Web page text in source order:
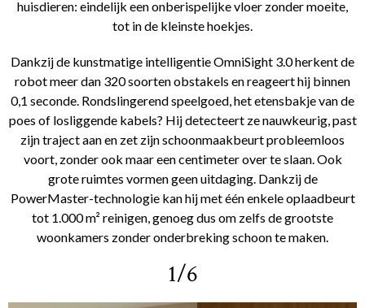
huisdieren: eindelijk een onberispelijke vloer zonder moeite,
tot in de kleinste hoekjes.
Dankzij de kunstmatige intelligentie OmniSight 3.0 herkent de
robot meer dan 320 soorten obstakels en reageert hij binnen
0,1 seconde. Rondslingerend speelgoed, het etensbakje van de
poes of losliggende kabels? Hij detecteert ze nauwkeurig, past
zijn traject aan en zet zijn schoonmaakbeurt probleemloos
voort, zonder ook maar een centimeter over te slaan. Ook
grote ruimtes vormen geen uitdaging. Dankzij de
PowerMaster-technologie kan hij met één enkele oplaadbeurt
tot 1.000 m² reinigen, genoeg dus om zelfs de grootste
woonkamers zonder onderbreking schoon te maken.
1/6